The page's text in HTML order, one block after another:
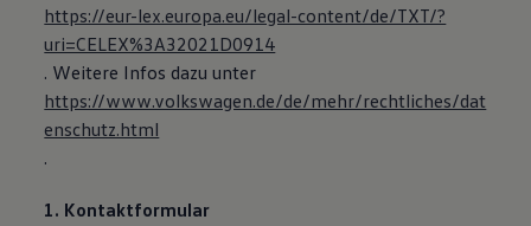
https://eur-lex.europa.eu/legal-content/de/TXT/?
uri=CELEX%3A32021D0914
. Weitere Infos dazu unter
https://www.volkswagen.de/de/mehr/rechtliches/dat
enschutz.html
.
1. Kontaktformular